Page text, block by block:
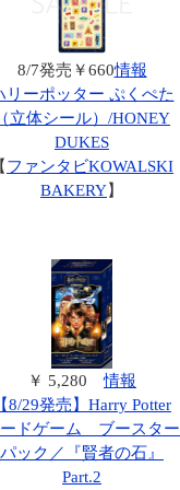
8/7発売￥660情報
リーポッター ぷくぺた
立体シール）/HONEY
DUKES
ファンタビKOWALSKI
BAKERY】
￥ 5,280情報
8/29発売】Harry Potter
ドゲーム ブースター
パック／『賢者の石』
Part.2